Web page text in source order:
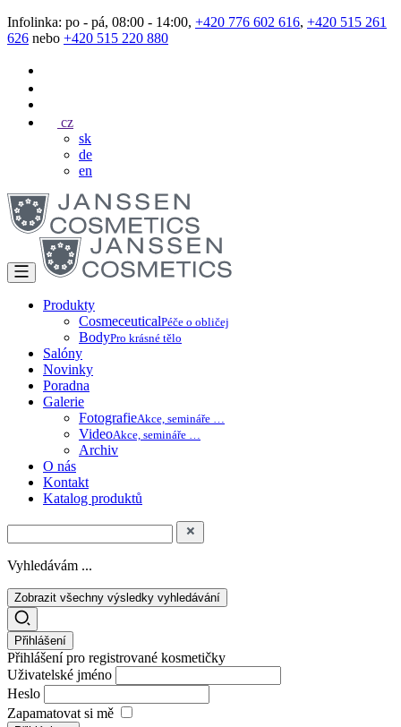
Infolinka: po - pá, 08:00 - 14:00, +420 776 602 616, +420 515 261
626 nebo +420 515 220 880
cz
sk
de
en
Produkty
CosmeceuticalPéče o obličej
BodyPro krásné tělo
Salóny
Novinky
Poradna
Galerie
FotografieAkce, semináře …
VideoAkce, semináře …
Archiv
O nás
Kontakt
Katalog produktů
Vyhledávám ...
Zobrazit všechny výsledky vyhledávání
Přihlášení
Přihlášení pro registrované kosmetičky
Uživatelské jméno
Heslo
Zapamatovat si mě